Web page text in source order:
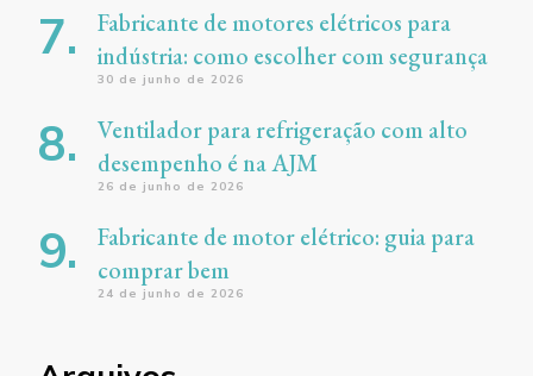
Fabricante de motores elétricos para
indústria: como escolher com segurança
30 de junho de 2026
Ventilador para refrigeração com alto
desempenho é na AJM
26 de junho de 2026
Fabricante de motor elétrico: guia para
comprar bem
24 de junho de 2026